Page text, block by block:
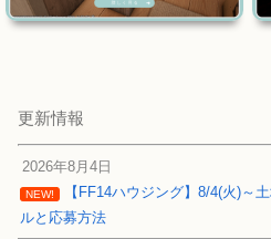
更新情報
2026年8月4日
NEW!
【FF14ハウジング】8/4(火)～
ルと応募方法